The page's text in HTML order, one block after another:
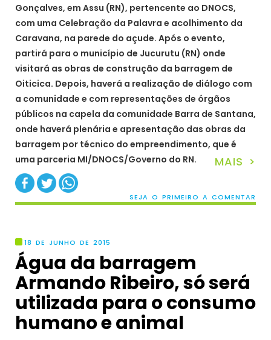
Gonçalves, em Assu (RN), pertencente ao DNOCS,
com uma Celebração da Palavra e acolhimento da
Caravana, na parede do açude. Após o evento,
partirá para o município de Jucurutu (RN) onde
visitará as obras de construção da barragem de
Oiticica. Depois, haverá a realização de diálogo com
a comunidade e com representações de órgãos
públicos na capela da comunidade Barra de Santana,
onde haverá plenária e apresentação das obras da
barragem por técnico do empreendimento, que é
uma parceria MI/DNOCS/Governo do RN.
MAIS >
SEJA O PRIMEIRO A COMENTAR
18 DE JUNHO DE 2015
Água da barragem
Armando Ribeiro, só será
utilizada para o consumo
humano e animal